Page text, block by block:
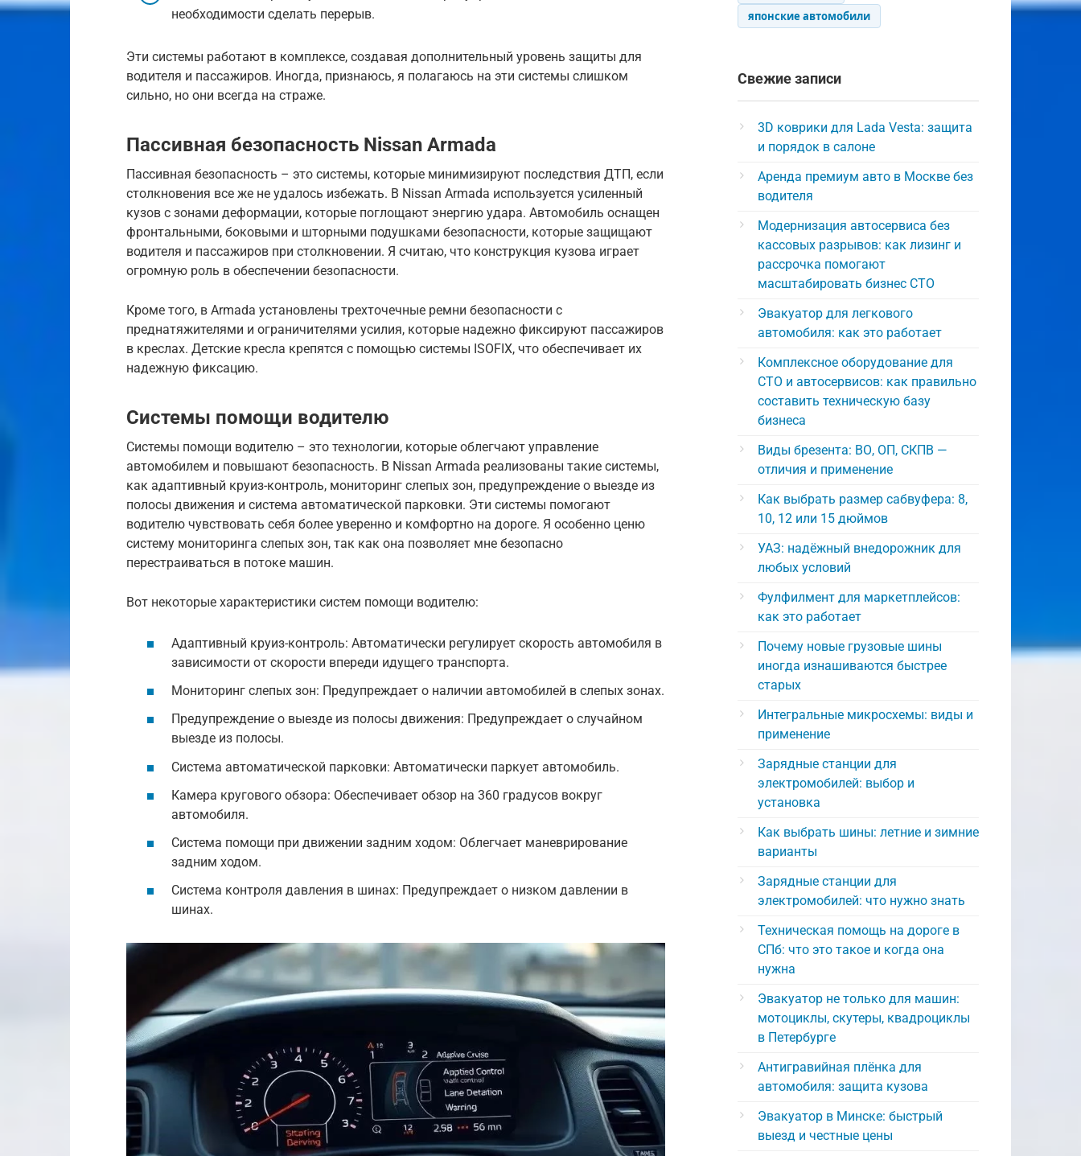
необходимости сделать перерыв.
Эти системы работают в комплексе, создавая дополнительный уровень защиты для
водителя и пассажиров. Иногда, признаюсь, я полагаюсь на эти системы слишком
сильно, но они всегда на страже.
Пассивная безопасность Nissan Armada
Пассивная безопасность – это системы, которые минимизируют последствия ДТП, если
столкновения все же не удалось избежать. В Nissan Armada используется усиленный
кузов с зонами деформации, которые поглощают энергию удара. Автомобиль оснащен
фронтальными, боковыми и шторными подушками безопасности, которые защищают
водителя и пассажиров при столкновении. Я считаю, что конструкция кузова играет
огромную роль в обеспечении безопасности.
Кроме того, в Armada установлены трехточечные ремни безопасности с
преднатяжителями и ограничителями усилия, которые надежно фиксируют пассажиров
в креслах. Детские кресла крепятся с помощью системы ISOFIX, что обеспечивает их
надежную фиксацию.
Системы помощи водителю
Системы помощи водителю – это технологии, которые облегчают управление
автомобилем и повышают безопасность. В Nissan Armada реализованы такие системы,
как адаптивный круиз-контроль, мониторинг слепых зон, предупреждение о выезде из
полосы движения и система автоматической парковки. Эти системы помогают
водителю чувствовать себя более уверенно и комфортно на дороге. Я особенно ценю
систему мониторинга слепых зон, так как она позволяет мне безопасно
перестраиваться в потоке машин.
Вот некоторые характеристики систем помощи водителю:
Адаптивный круиз-контроль: Автоматически регулирует скорость автомобиля в
зависимости от скорости впереди идущего транспорта.
Мониторинг слепых зон: Предупреждает о наличии автомобилей в слепых зонах.
Предупреждение о выезде из полосы движения: Предупреждает о случайном
выезде из полосы.
Система автоматической парковки: Автоматически паркует автомобиль.
Камера кругового обзора: Обеспечивает обзор на 360 градусов вокруг
автомобиля.
Система помощи при движении задним ходом: Облегчает маневрирование
задним ходом.
Система контроля давления в шинах: Предупреждает о низком давлении в
шинах.
японские автомобили
Свежие записи
3D коврики для Lada Vesta: защита
и порядок в салоне
Аренда премиум авто в Москве без
водителя
Модернизация автосервиса без
кассовых разрывов: как лизинг и
рассрочка помогают
масштабировать бизнес СТО
Эвакуатор для легкового
автомобиля: как это работает
Комплексное оборудование для
СТО и автосервисов: как правильно
составить техническую базу
бизнеса
Виды брезента: ВО, ОП, СКПВ —
отличия и применение
Как выбрать размер сабвуфера: 8,
10, 12 или 15 дюймов
УАЗ: надёжный внедорожник для
любых условий
Фулфилмент для маркетплейсов:
как это работает
Почему новые грузовые шины
иногда изнашиваются быстрее
старых
Интегральные микросхемы: виды и
применение
Зарядные станции для
электромобилей: выбор и
установка
Как выбрать шины: летние и зимние
варианты
Зарядные станции для
электромобилей: что нужно знать
Техническая помощь на дороге в
СПб: что это такое и когда она
нужна
Эвакуатор не только для машин:
мотоциклы, скутеры, квадроциклы
в Петербурге
Антигравийная плёнка для
автомобиля: защита кузова
Эвакуатор в Минске: быстрый
выезд и честные цены